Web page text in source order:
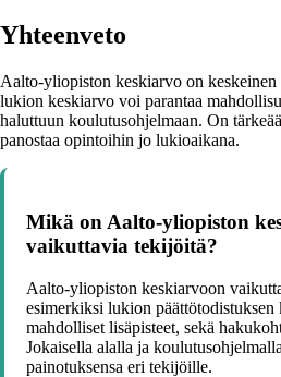
Yhteenveto
Aalto-yliopiston keskiarvo on
lukion keskiarvo voi parantaa
haluttuun koulutusohjelmaan. On
panostaa opintoihin jo lukioaikana.
Mikä on Aalto-yliopiston
vaikuttavia tekijöitä?
Aalto-yliopiston keskiarvoon
esimerkiksi lukion
mahdolliset lisäpisteet, sekä
Jokaisella alalla ja
painotuksensa eri tekijöille.